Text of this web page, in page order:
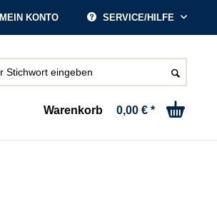
SERVICE/HILFE
MEIN KONTO
Warenkorb 0,00 € *